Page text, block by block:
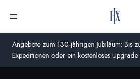
Angebote zum 130-jährigen Jubiläum: Bis
Expeditionen oder ein kostenloses Upgrade
Menü öffnen